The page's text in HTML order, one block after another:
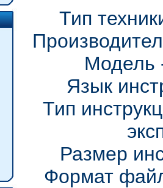
Тип
Модель
Язык
Тип
Размер
Формат